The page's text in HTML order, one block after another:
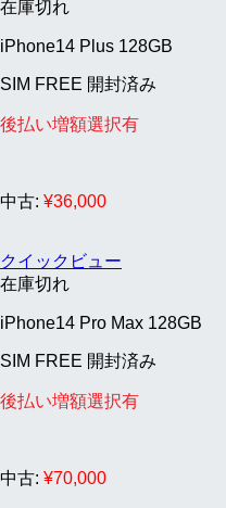
在庫切れ
iPhone14 Plus 128GB
SIM FREE 開封済み
後払い増額選択有
中古: ¥36,000
クイックビュー
在庫切れ
iPhone14 Pro Max 128GB
SIM FREE 開封済み
後払い増額選択有
中古: ¥70,000